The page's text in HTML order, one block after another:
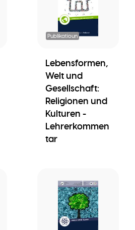
Publikatioun
Lebensformen,
Welt und
Gesellschaft:
Religionen und
Kulturen -
Lehrerkommen
tar